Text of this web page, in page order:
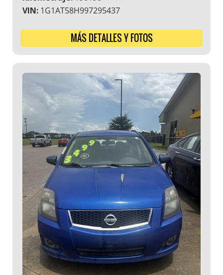
VIN: 1G1AT58H997295437
MÁS DETALLES Y FOTOS